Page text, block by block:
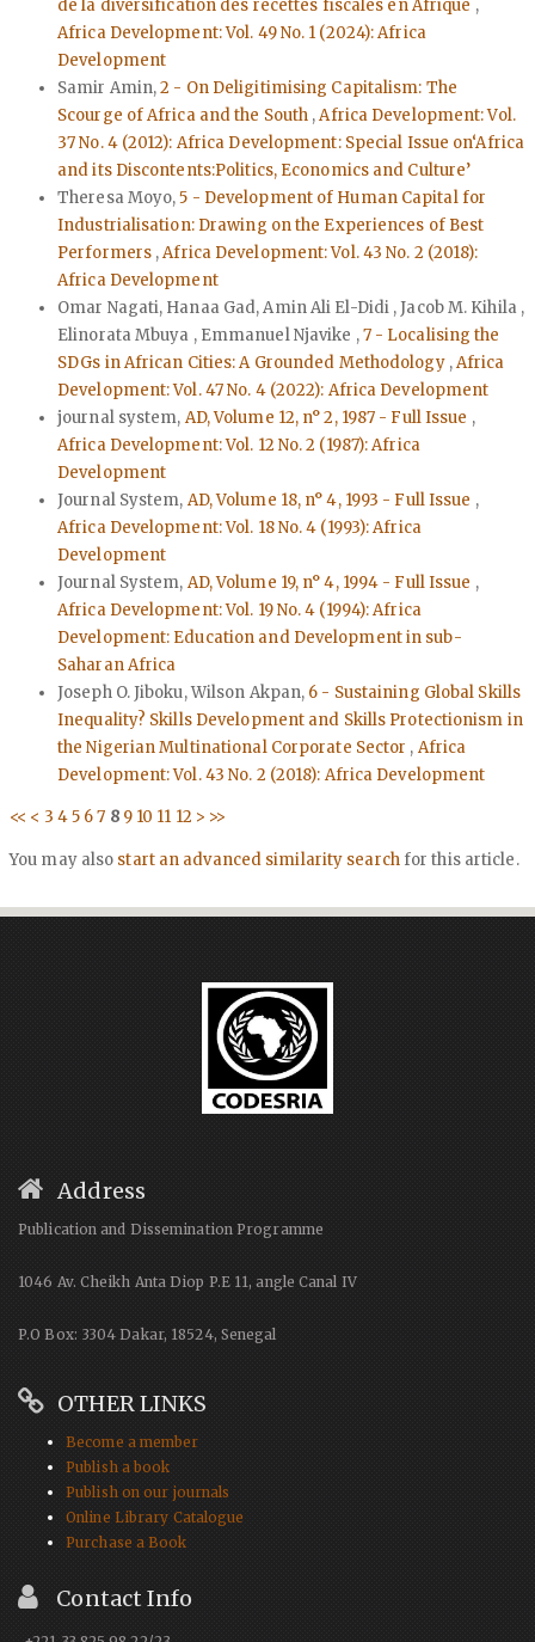
de la diversification des recettes fiscales en Afrique ,
Africa Development: Vol. 49 No. 1 (2024): Africa
Development
Samir Amin,2 - On Deligitimising Capitalism: The
Scourge of Africa and the South ,Africa Development: Vol.
37 No. 4 (2012): Africa Development: Special Issue on‘Africa
and its Discontents:Politics, Economics and Culture’
Theresa Moyo,5 - Development of Human Capital for
Industrialisation: Drawing on the Experiences of Best
Performers ,Africa Development: Vol. 43 No. 2 (2018):
Africa Development
Omar Nagati, Hanaa Gad, Amin Ali El-Didi , Jacob M. Kihila ,
Elinorata Mbuya , Emmanuel Njavike ,7 - Localising the
SDGs in African Cities: A Grounded Methodology ,Africa
Development: Vol. 47 No. 4 (2022): Africa Development
journal system, AD, Volume 12, n° 2, 1987 - Full Issue ,
Africa Development: Vol. 12 No. 2 (1987): Africa
Development
Journal System, AD, Volume 18, n° 4, 1993 - Full Issue ,
Africa Development: Vol. 18 No. 4 (1993): Africa
Development
Journal System, AD, Volume 19, n° 4, 1994 - Full Issue ,
Africa Development: Vol. 19 No. 4 (1994): Africa
Development: Education and Development in sub-
Saharan Africa
Joseph O. Jiboku, Wilson Akpan, 6 - Sustaining Global Skills
Inequality? Skills Development and Skills Protectionism in
the Nigerian Multinational Corporate Sector , Africa
Development: Vol. 43 No. 2 (2018): Africa Development
<< < 3 45 6 7 8 9 10 11 12 > >>
You may also start an advanced similarity searchfor this article.
Address
Publication and Dissemination Programme
1046 Av. Cheikh Anta Diop P.E 11, angle Canal IV
P.O Box: 3304 Dakar, 18524, Senegal
OTHER LINKS
Become a member
Publish a book
Publish on our journals
Online Library Catalogue
Purchase a Book
Contact Info